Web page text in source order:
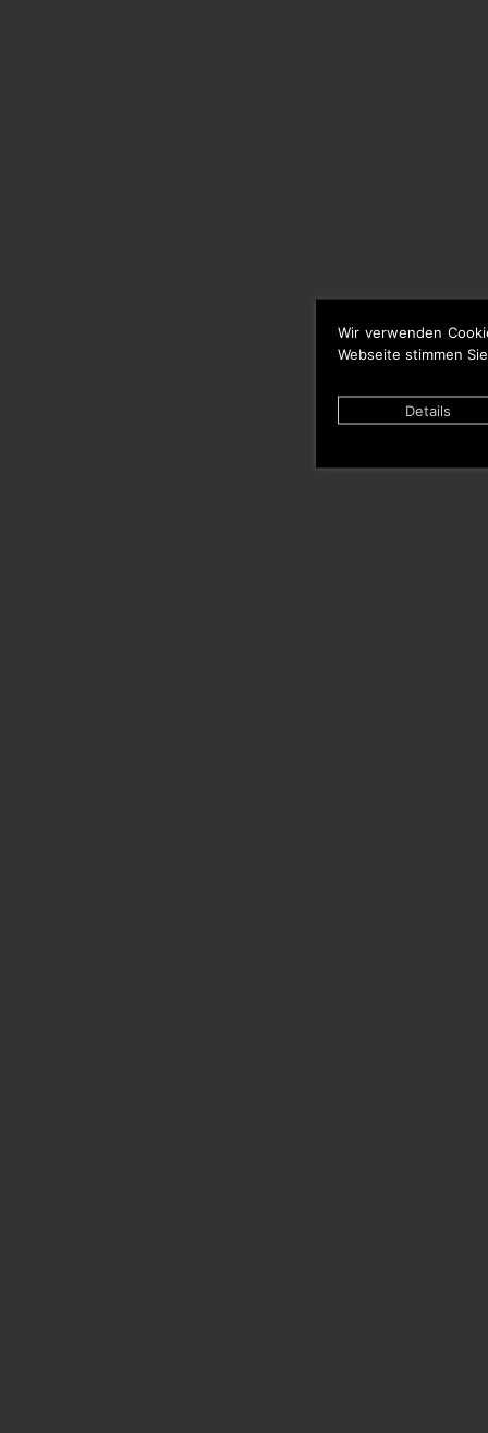
Wir verwenden
Webseite stimmen
Details